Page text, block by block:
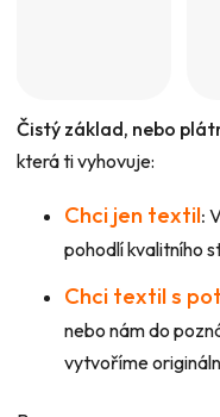
Čistý základ, nebo
která ti vyhovuje:
Chci jen textil:
pohodlí kvalitního
Chci textil s
nebo nám do
vytvoříme